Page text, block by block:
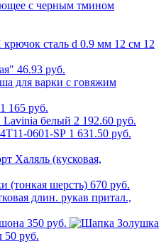
46.93 руб.
1 165 руб.
2 192.60 руб.
1 631.50 руб.
670 руб.
350 руб.
50 руб.